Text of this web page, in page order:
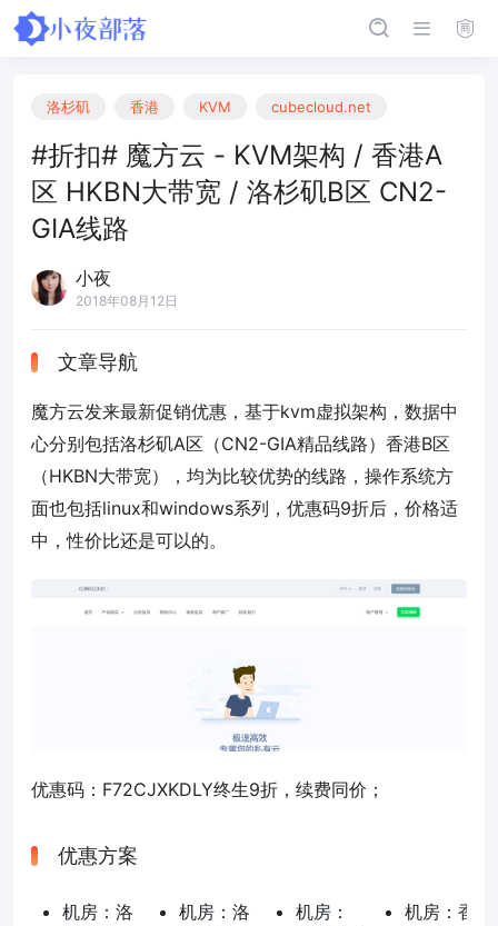
洛杉矶 香港 KVM cubecloud.net
#折扣# 魔方云 - KVM架构 / 香港A
区 HKBN大带宽 / 洛杉矶B区 CN2-
GIA线路
小夜
2018年08月12日
文章导航
魔方云发来最新促销优惠，基于kvm虚拟架构，数据中
心分别包括洛杉矶A区（CN2-GIA精品线路）香港B区
（HKBN大带宽），均为比较优势的线路，操作系统方
面也包括linux和windows系列，优惠码9折后，价格适
中，性价比还是可以的。
优惠码： F72CJXKDLY终生9折，续费同价；
优惠方案
机房：洛
机房：洛
机房：
机房：香